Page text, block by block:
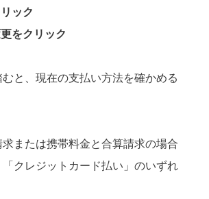
ック
をクリック
むと、現在の支払い方法を確かめる
求または携帯料金と合算請求の場合
クレジットカード払い」のいずれ